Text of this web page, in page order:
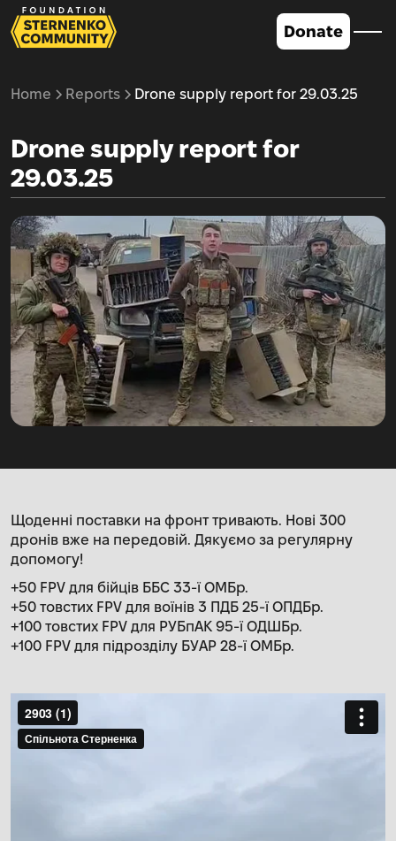
Donate
Home Reports Drone supply report for 29.03.25
Drone supply report for
29.03.25
Щоденні поставки на фронт тривають. Нові 300
дронів вже на передовій. Дякуємо за регулярну
допомогу!
+50 FPV для бійців ББС 33-ї ОМБр.
+50 товстих FPV для воїнів 3 ПДБ 25-ї ОПДБр.
+100 товстих FPV для РУБпАК 95-ї ОДШБр.
+100 FPV для підрозділу БУАР 28-ї ОМБр.